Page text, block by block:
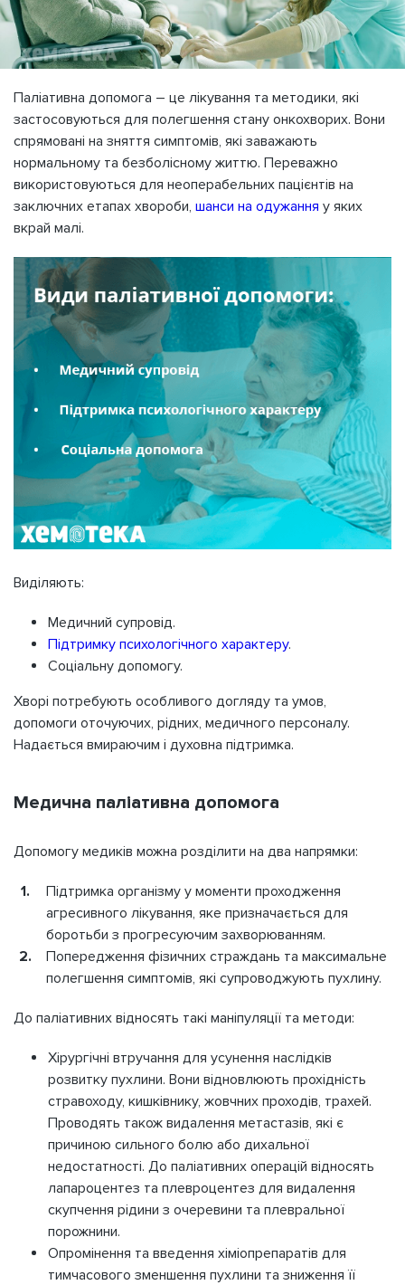
Паліативна допомога – це лікування та методики, які
застосовуються для полегшення стану онкохворих. Вони
спрямовані на зняття симптомів, які заважають
нормальному та безболісному життю. Переважно
використовуються для неоперабельних пацієнтів на
заключних етапах хвороби, шанси на одужання у яких
вкрай малі.
Виділяють:
Медичний супровід.
Підтримку психологічного характеру.
Соціальну допомогу.
Хворі потребують особливого догляду та умов,
допомоги оточуючих, рідних, медичного персоналу.
Надається вмираючим і духовна підтримка.
Медична паліативна допомога
Допомогу медиків можна розділити на два напрямки:
Підтримка організму у моменти проходження
агресивного лікування, яке призначається для
боротьби з прогресуючим захворюванням.
Попередження фізичних страждань та максимальне
полегшення симптомів, які супроводжують пухлину.
До паліативних відносять такі маніпуляції та методи:
Хірургічні втручання для усунення наслідків
розвитку пухлини. Вони відновлюють прохідність
стравоходу, кишківнику, жовчних проходів, трахей.
Проводять також видалення метастазів, які є
причиною сильного болю або дихальної
недостатності. До паліативних операцій відносять
лапароцентез та плевроцентез для видалення
скупчення рідини з очеревини та плевральної
порожнини.
Опромінення та введення хіміопрепаратів для
тимчасового зменшення пухлини та зниження її